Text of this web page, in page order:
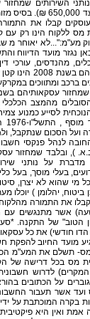
בשנה. (מה שהיה קודם
קבלו את
מס ללקוח הינו רק
או כלשון סעיף 46 לחוק
נגזר מועד הדיווח
מהנדסים, עורכי
ברכב ומתווכים
הסובלים מהמצב
לסייע כמנוע
ועל הסכום שנתקבל,
לנהל פנקסי
על נותני
בעלי מוסך, בעל
מי שהוא לא יצרן,
ביטוח, יהלומן )
את התמורה
אשר מתנגשים עם
הדו חודשי) את כל
מועד החיוב להפקת
לדרוש
על הכתובים
אשר תעבור
בקרה המוכתבת על
אמת ואין היא